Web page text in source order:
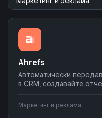
Ahrefs
Автоматически
в CRM, создавайте
рейтингов в Telegram.
системами аналитики
Маркетинг и реклама